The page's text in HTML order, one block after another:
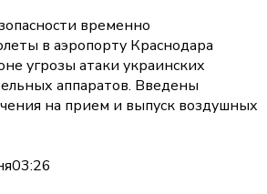
временно
в аэропорту Краснодара
угрозы атаки украинских
аппаратов. Введены
на прием и выпуск воздушных
03:26